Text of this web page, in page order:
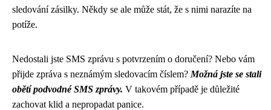
sledování zásilky. Někdy se ale může stát, že s nimi narazíte na
potíže.
Nedostali jste SMS zprávu s potvrzením o doručení? Nebo vám
přijde zpráva s neznámým sledovacím číslem? Možná jste se stali
obětí podvodné SMS zprávy. V takovém případě je důležité
zachovat klid a nepropadat panice.